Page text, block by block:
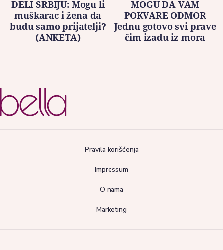
DELI SRBIJU: Mogu li
muškarac i žena da
budu samo prijatelji?
(ANKETA)
MOGU DA VAM
POKVARE ODMOR
Jednu gotovo svi prave
čim izađu iz mora
Pravila korišćenja
Impressum
O nama
Marketing